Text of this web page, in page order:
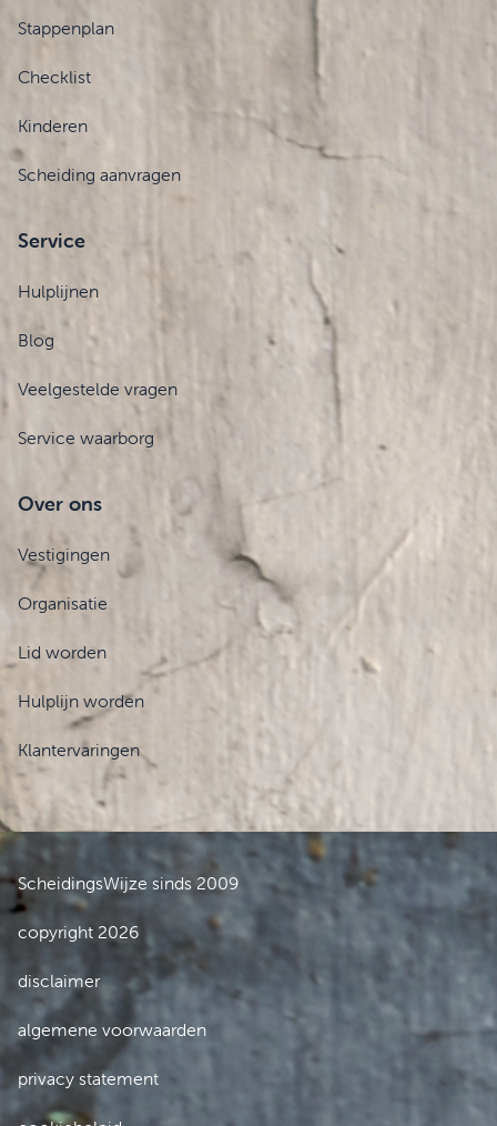
Stappenplan
Checklist
Kinderen
Scheiding aanvragen
Service
Hulplijnen
Blog
Veelgestelde vragen
Service waarborg
Over ons
Vestigingen
Organisatie
Lid worden
Hulplijn worden
Klantervaringen
ScheidingsWijze sinds 2009
copyright 2026
disclaimer
algemene voorwaarden
privacy statement